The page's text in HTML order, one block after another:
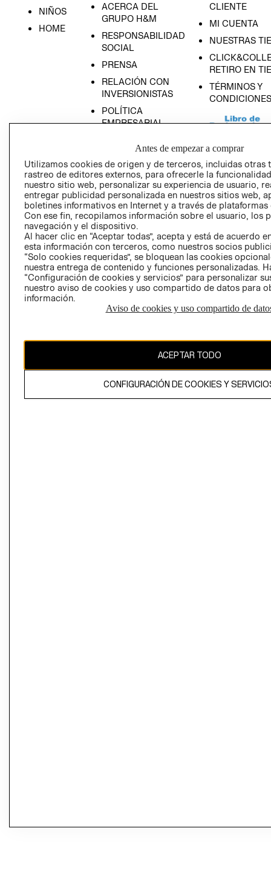
NIÑOS
HOME
ACERCA DEL
GRUPO H&M
RESPONSABILIDAD
SOCIAL
PRENSA
RELACIÓN CON
INVERSIONISTAS
POLÍTICA
EMPRESARIAL
CLIENTE
MI CUENTA
NUESTRAS
RETIRO EN
TÉRMINOS Y
CONDICIONES
AVISO DE
PRIVACIDAD
GIFT CARD
El contenido de esta página web está protegido por copyright y es
Antes de empezar a comprar
Utilizamos cookies de origen y de terceros, incluidas otras
rastreo de editores externos, para ofrecerle la
nuestro sitio web, personalizar su experiencia de usuario,
entregar publicidad personalizada en nuestros sitios web,
boletines informativos en Internet y a través de plataformas
Con ese fin, recopilamos información sobre el usuario, los
navegación y el dispositivo.
Al hacer clic en “Aceptar todas”, acepta y está de acuerdo
esta información con terceros, como nuestros socios
“Solo cookies requeridas”, se bloquean las cookies
nuestra entrega de contenido y funciones personalizadas.
“Configuración de cookies y servicios” para personalizar
nuestro aviso de cookies y uso compartido de datos para
información.
Aviso de cookies y uso compartido de
ACEPTAR TODO
CONFIGURACIÓN DE COOKIES Y